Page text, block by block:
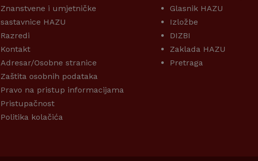
Znanstvene i umjetničke
sastavnice HAZU
Razredi
Kontakt
Adresar/Osobne stranice
Zaštita osobnih podataka
Pravo na pristup informacijama
Pristupačnost
Politika kolačića
Glasnik HAZU
Izložbe
DIZBI
Zaklada HAZU
Pretraga